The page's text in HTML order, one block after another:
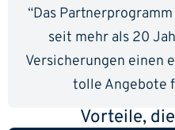
“Das
seit mehr als 20
Versicherungen einen
tolle Angebote
Vorteile,